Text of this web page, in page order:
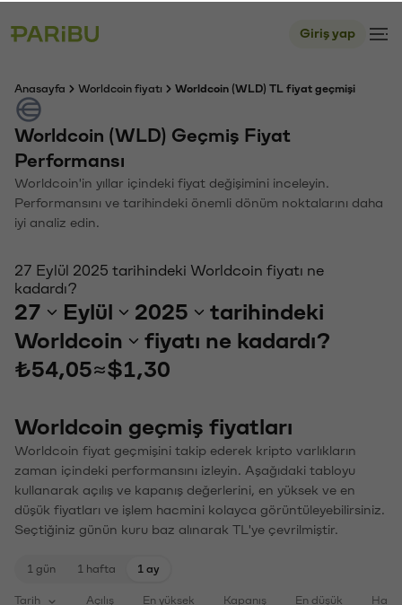
Giriş yap
Anasayfa Worldcoin fiyatı Worldcoin (WLD) TL fiyat geçmişi
Worldcoin (WLD) Geçmiş Fiyat
Performansı
Worldcoin'in yıllar içindeki fiyat değişimini inceleyin.
Performansını ve tarihindeki önemli dönüm noktalarını daha
iyi analiz edin.
27 Eylül 2025 tarihindeki Worldcoin fiyatı ne
kadardı?
27 Eylül 2025
tarihindeki
Worldcoin
fiyatı ne kadardı?
₺54,05≈$1,30
Worldcoin geçmiş fiyatları
Worldcoin fiyat geçmişini takip ederek kripto varlıkların
zaman içindeki performansını izleyin. Aşağıdaki tabloyu
kullanarak açılış ve kapanış değerlerini, en yüksek ve en
düşük fiyatları ve işlem hacmini kolayca görüntüleyebilirsiniz.
Seçtiğiniz günün kuru baz alınarak TL'ye çevrilmiştir.
1 gün 1 hafta 1 ay
Tarih Açılış En yüksek Kapanış En düşük